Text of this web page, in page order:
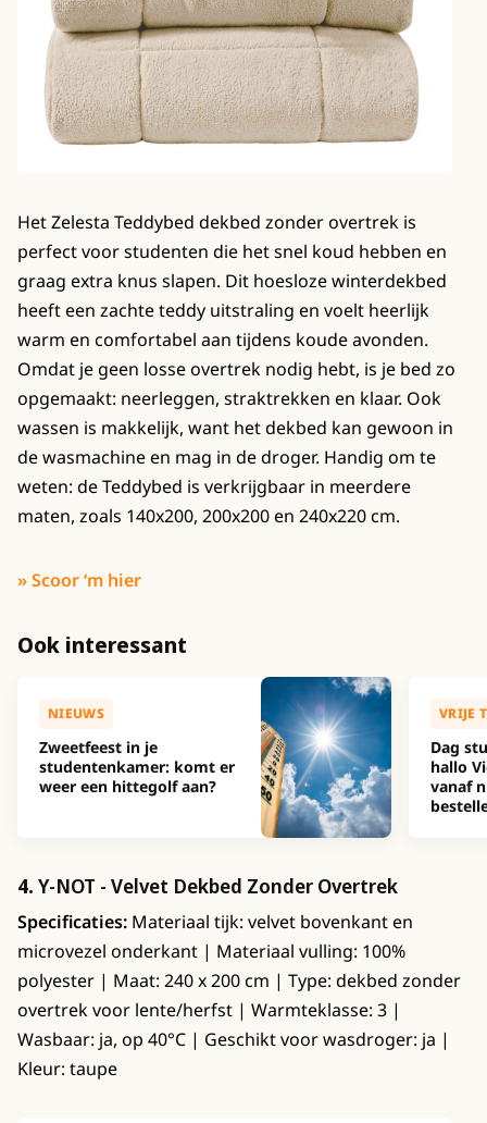
Het Zelesta Teddybed dekbed zonder overtrek is
perfect voor studenten die het snel koud hebben en
graag extra knus slapen. Dit hoesloze winterdekbed
heeft een zachte teddy uitstraling en voelt heerlijk
warm en comfortabel aan tijdens koude avonden.
Omdat je geen losse overtrek nodig hebt, is je bed zo
opgemaakt: neerleggen, straktrekken en klaar. Ook
wassen is makkelijk, want het dekbed kan gewoon in
de wasmachine en mag in de droger. Handig om te
weten: de Teddybed is verkrijgbaar in meerdere
maten, zoals 140x200, 200x200 en 240x220 cm.
» Scoor ‘m hier
Ook interessant
NIEUWS
Zweetfeest in je
studentenkamer: komt er
weer een hittegolf aan?
VRIJE
Dag
hallo
vanaf
4. Y-NOT - Velvet Dekbed Zonder Overtrek
Specificaties: Materiaal tijk: velvet bovenkant en
microvezel onderkant | Materiaal vulling: 100%
polyester | Maat: 240 x 200 cm | Type: dekbed zonder
overtrek voor lente/herfst | Warmteklasse: 3 |
Wasbaar: ja, op 40°C | Geschikt voor wasdroger: ja |
Kleur: taupe